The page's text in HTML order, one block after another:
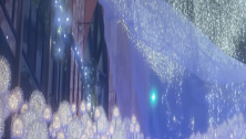
フォトガイドツアー
ブライダルフェア